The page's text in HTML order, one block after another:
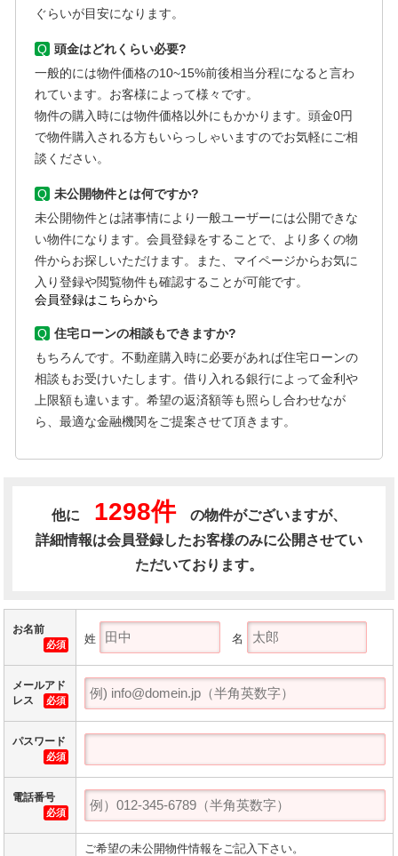
ぐらいが目安になります。
Q 頭金はどれくらい必要?
一般的には物件価格の10~15%前後相当分程になると言わ
れています。お客様によって様々です。
物件の購入時には物件価格以外にもかかります。頭金0円
で物件購入される方もいらっしゃいますのでお気軽にご相
談ください。
Q 未公開物件とは何ですか?
未公開物件とは諸事情により一般ユーザーには公開できな
い物件になります。会員登録をすることで、より多くの物
件からお探しいただけます。また、マイページからお気に
入り登録や閲覧物件も確認することが可能です。
会員登録はこちらから
Q 住宅ローンの相談もできますか?
もちろんです。不動産購入時に必要があれば住宅ローンの
相談もお受けいたします。借り入れる銀行によって金利や
上限額も違います。希望の返済額等も照らし合わせなが
ら、最適な金融機関をご提案させて頂きます。
他に 1298件の物件がございますが、
詳細情報は会員登録したお客様のみに公開させてい
ただいております。
お名前
必須 姓 名
メールアド
レス
必須
パスワード
必須
電話番号
必須
ご希望の未公開物件情報をご記入下さい。